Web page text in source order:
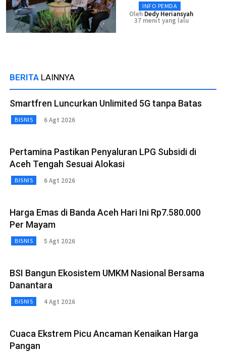
INFO PEMDA
Oleh Dedy Heriansyah
37 menit yang lalu
BERITA LAINNYA
Smartfren Luncurkan Unlimited 5G tanpa Batas
BISNIS 6 Agt 2026
Pertamina Pastikan Penyaluran LPG Subsidi di
Aceh Tengah Sesuai Alokasi
BISNIS 6 Agt 2026
Harga Emas di Banda Aceh Hari Ini Rp7.580.000
Per Mayam
BISNIS 5 Agt 2026
BSI Bangun Ekosistem UMKM Nasional Bersama
Danantara
BISNIS 4 Agt 2026
Cuaca Ekstrem Picu Ancaman Kenaikan Harga
Pangan